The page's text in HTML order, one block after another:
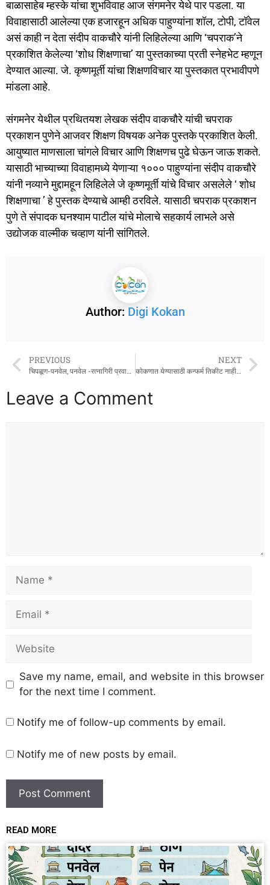
बाळासाहेब म्हस्के यांचा शुभविवाह आज संगमनेर येथे पार पडला. या
विवाहासाठी आलेल्या एक हजारहून अधिक पाहुण्यांना शॉल, टोपी, टॉवेल
असं काही न देता संदीप वाकचौरे यांनी लिहिलेल्या आणि ‘चपराक’ने
प्रकाशित केलेल्या ‘शोध शिक्षणाचा’ या पुस्तकाच्या प्रती स्नेहभेट म्हणून
देण्यात आल्या. जे. कृष्णमूर्ती यांचा शिक्षणविचार या पुस्तकात प्रभावीपणे
मांडला आहे.
संगमनेर येथील प्रथितयश लेखक संदीप वाकचौरे यांची चपराक
प्रकाशन पुणेने आजवर शिक्षण विषयक अनेक पुस्तके प्रकाशित केली.
आयुष्यात माणसाला चांगले विचार आणि शिक्षणच पुढे घेऊन जाऊ शकते.
यासाठी भाच्याच्या विवाहामध्ये येणाऱ्या १००० पाहुण्यांना संदीप वाकचौरे
यांनी नव्याने मुद्दामहून लिहिलेले जे कृष्णमूर्ती यांचे विचार असलेले ‘ शोध
शिक्षणाचा ’ हे पुस्तक देण्याचे आम्ही ठरविले. यासाठी चपराक प्रकाशन
पुणे ते संपादक घनश्याम पाटील यांचे मोलाचे सहकार्य लाभले असे
उद्योजक वाल्मीक चव्हाण यांनी सांगितले.
Author: Digi Kokan
PREVIOUS
चिपळूण-पनवेल, पनवेल -रत्नागिरी प्रवासासाठी उद्या अनारक्षित मेमू लोकल
NEXT
कोकणात येण्यासाठी कन्फर्म तिकीट नाही? नो टेेंशन !
Leave a Comment
Save my name, email, and website in this browser
for the next time I comment.
Notify me of follow-up comments by email.
Notify me of new posts by email.
READ MORE